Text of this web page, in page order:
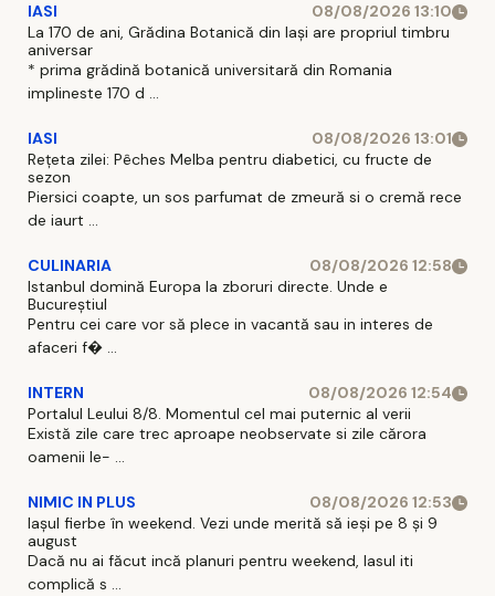
IASI
08/08/2026 13:10
La 170 de ani, Grădina Botanică din Iași are propriul timbru
aniversar
* prima grădină botanică universitară din Romania
implineste 170 d ...
IASI
08/08/2026 13:01
Rețeta zilei: Pêches Melba pentru diabetici, cu fructe de
sezon
Piersici coapte, un sos parfumat de zmeură si o cremă rece
de iaurt ...
CULINARIA
08/08/2026 12:58
Istanbul domină Europa la zboruri directe. Unde e
Bucureștiul
Pentru cei care vor să plece in vacantă sau in interes de
afaceri f� ...
INTERN
08/08/2026 12:54
Portalul Leului 8/8. Momentul cel mai puternic al verii
Există zile care trec aproape neobservate si zile cărora
oamenii le- ...
NIMIC IN PLUS
08/08/2026 12:53
Iașul fierbe în weekend. Vezi unde merită să ieși pe 8 și 9
august
Dacă nu ai făcut incă planuri pentru weekend, Iasul iti
complică s ...